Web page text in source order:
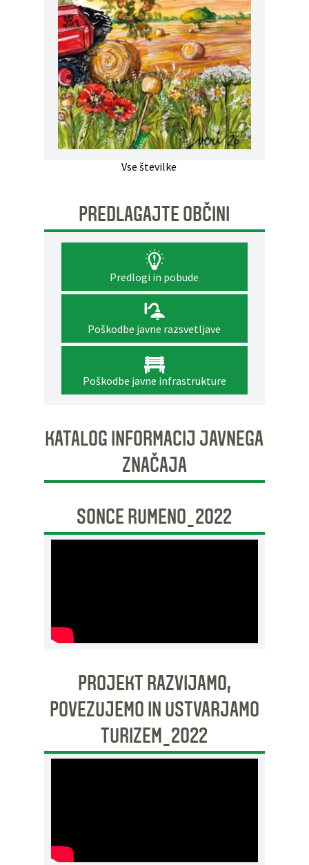
Vse številke
PREDLAGAJTE OBČINI
Predlogi in pobude
Poškodbe javne razsvetljave
Poškodbe javne infrastrukture
KATALOG INFORMACIJ JAVNEGA
ZNAČAJA
SONCE RUMENO_2022
PROJEKT RAZVIJAMO,
POVEZUJEMO IN USTVARJAMO
TURIZEM_2022